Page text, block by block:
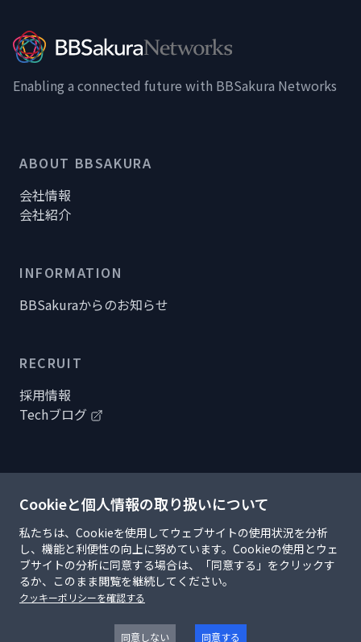
Enabling a connected future with BBSakura Networks
ABOUT BBSAKURA
会社情報
会社紹介
INFORMATION
BBSakuraからのお知らせ
RECRUIT
採用情報
Techブログ
個人情報の取り扱いについて
情報セキュリティポリシー
研究開発活動における企業倫理・責任体制等
サイトの利用規約と著作権
クッキーと統計データのポリシー
- BBSakura Networks, Inc. All rights reserved.
Cookieと個人情報の取り扱いについて
私たちは、Cookieを使用してウェブサイトの使用状況を分析
し、機能と利便性の向上に努めています。Cookieの使用とウェ
ブサイトの分析に同意する場合は、「同意する」をクリックす
るか、このまま閲覧を継続してください。
クッキーポリシーを確認する
同意しない 同意する